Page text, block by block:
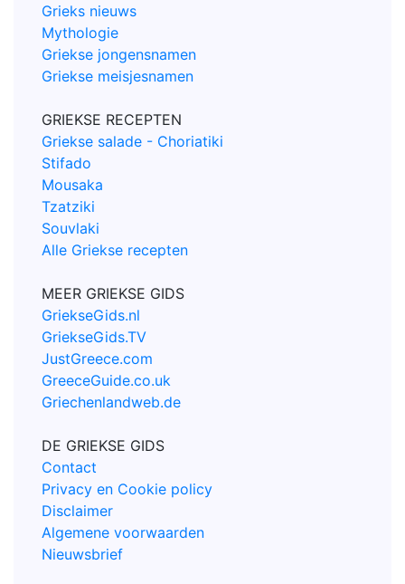
Grieks nieuws
Mythologie
Griekse jongensnamen
Griekse meisjesnamen
GRIEKSE RECEPTEN
Griekse salade - Choriatiki
Stifado
Mousaka
Tzatziki
Souvlaki
Alle Griekse recepten
MEER GRIEKSE GIDS
GriekseGids.nl
GriekseGids.TV
JustGreece.com
GreeceGuide.co.uk
Griechenlandweb.de
DE GRIEKSE GIDS
Contact
Privacy en Cookie policy
Disclaimer
Algemene voorwaarden
Nieuwsbrief